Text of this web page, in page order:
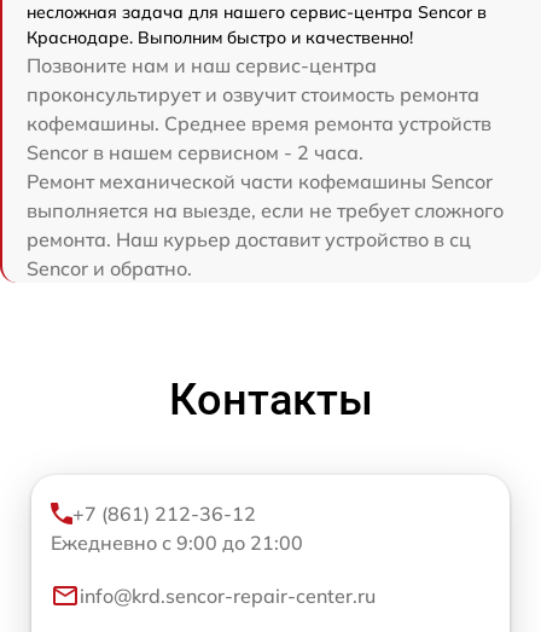
несложная задача для нашего сервис-центра Sencor в
Краснодаре. Выполним быстро и качественно!
Позвоните нам и наш сервис-центра
проконсультирует и озвучит стоимость ремонта
кофемашины. Среднее время ремонта устройств
Sencor в нашем сервисном - 2 часа.
Ремонт механической части кофемашины Sencor
выполняется на выезде, если не требует сложного
ремонта. Наш курьер доставит устройство в сц
Sencor и обратно.
Контакты
+7 (861) 212-36-12
Ежедневно с 9:00 до 21:00
info@krd.sencor-repair-center.ru